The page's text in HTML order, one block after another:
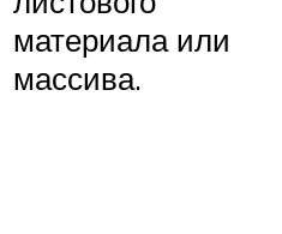
материала или
массива.